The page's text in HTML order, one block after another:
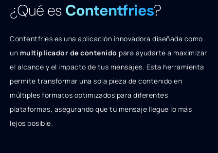
¿Qué es Contentfries?
Contentfries es una aplicación innovadora diseñada como
un multiplicador de contenido para ayudarte a maximizar
el alcance y el impacto de tus mensajes. Esta herramienta
permite transformar una sola pieza de contenido en
múltiples formatos optimizados para diferentes
plataformas, asegurando que tu mensaje llegue lo más
lejos posible.